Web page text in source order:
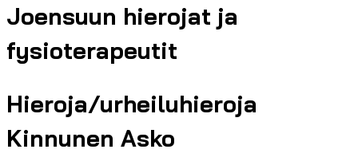
Joensuun hierojat ja
fysioterapeutit
Hieroja/urheiluhieroja
Kinnunen Asko